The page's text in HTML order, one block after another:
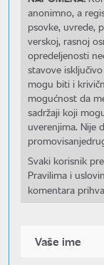
anonimno, a
psovke, uvrede,
verskoj, rasnoj
opredeljenosti
stavove
mogu biti i
mogućnost da
sadržaji koji
uverenjima. Nije
Svaki korisnik
Pravilima i
komentara